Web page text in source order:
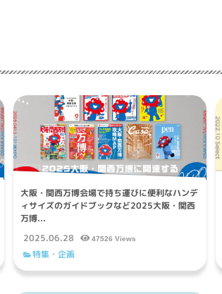
大阪・関西万博会場で持ち運びに便利なハンデ
ィサイズのガイドブックなど2025大阪・関西
万博...
2025.06.28
47526 Views
特集・企画